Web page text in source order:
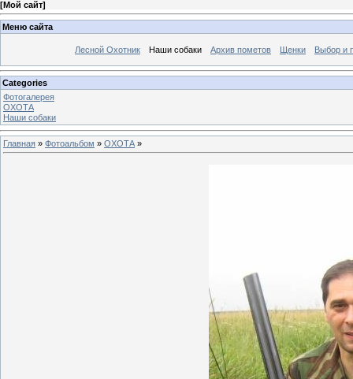
[Мой сайт]
Меню сайта
Лесной Охотник Наши собаки Архив пометов Щенки Выбор и
Categories
Фотогалерея
ОХОТА
Наши собаки
Главная » Фотоальбом » ОХОТА »